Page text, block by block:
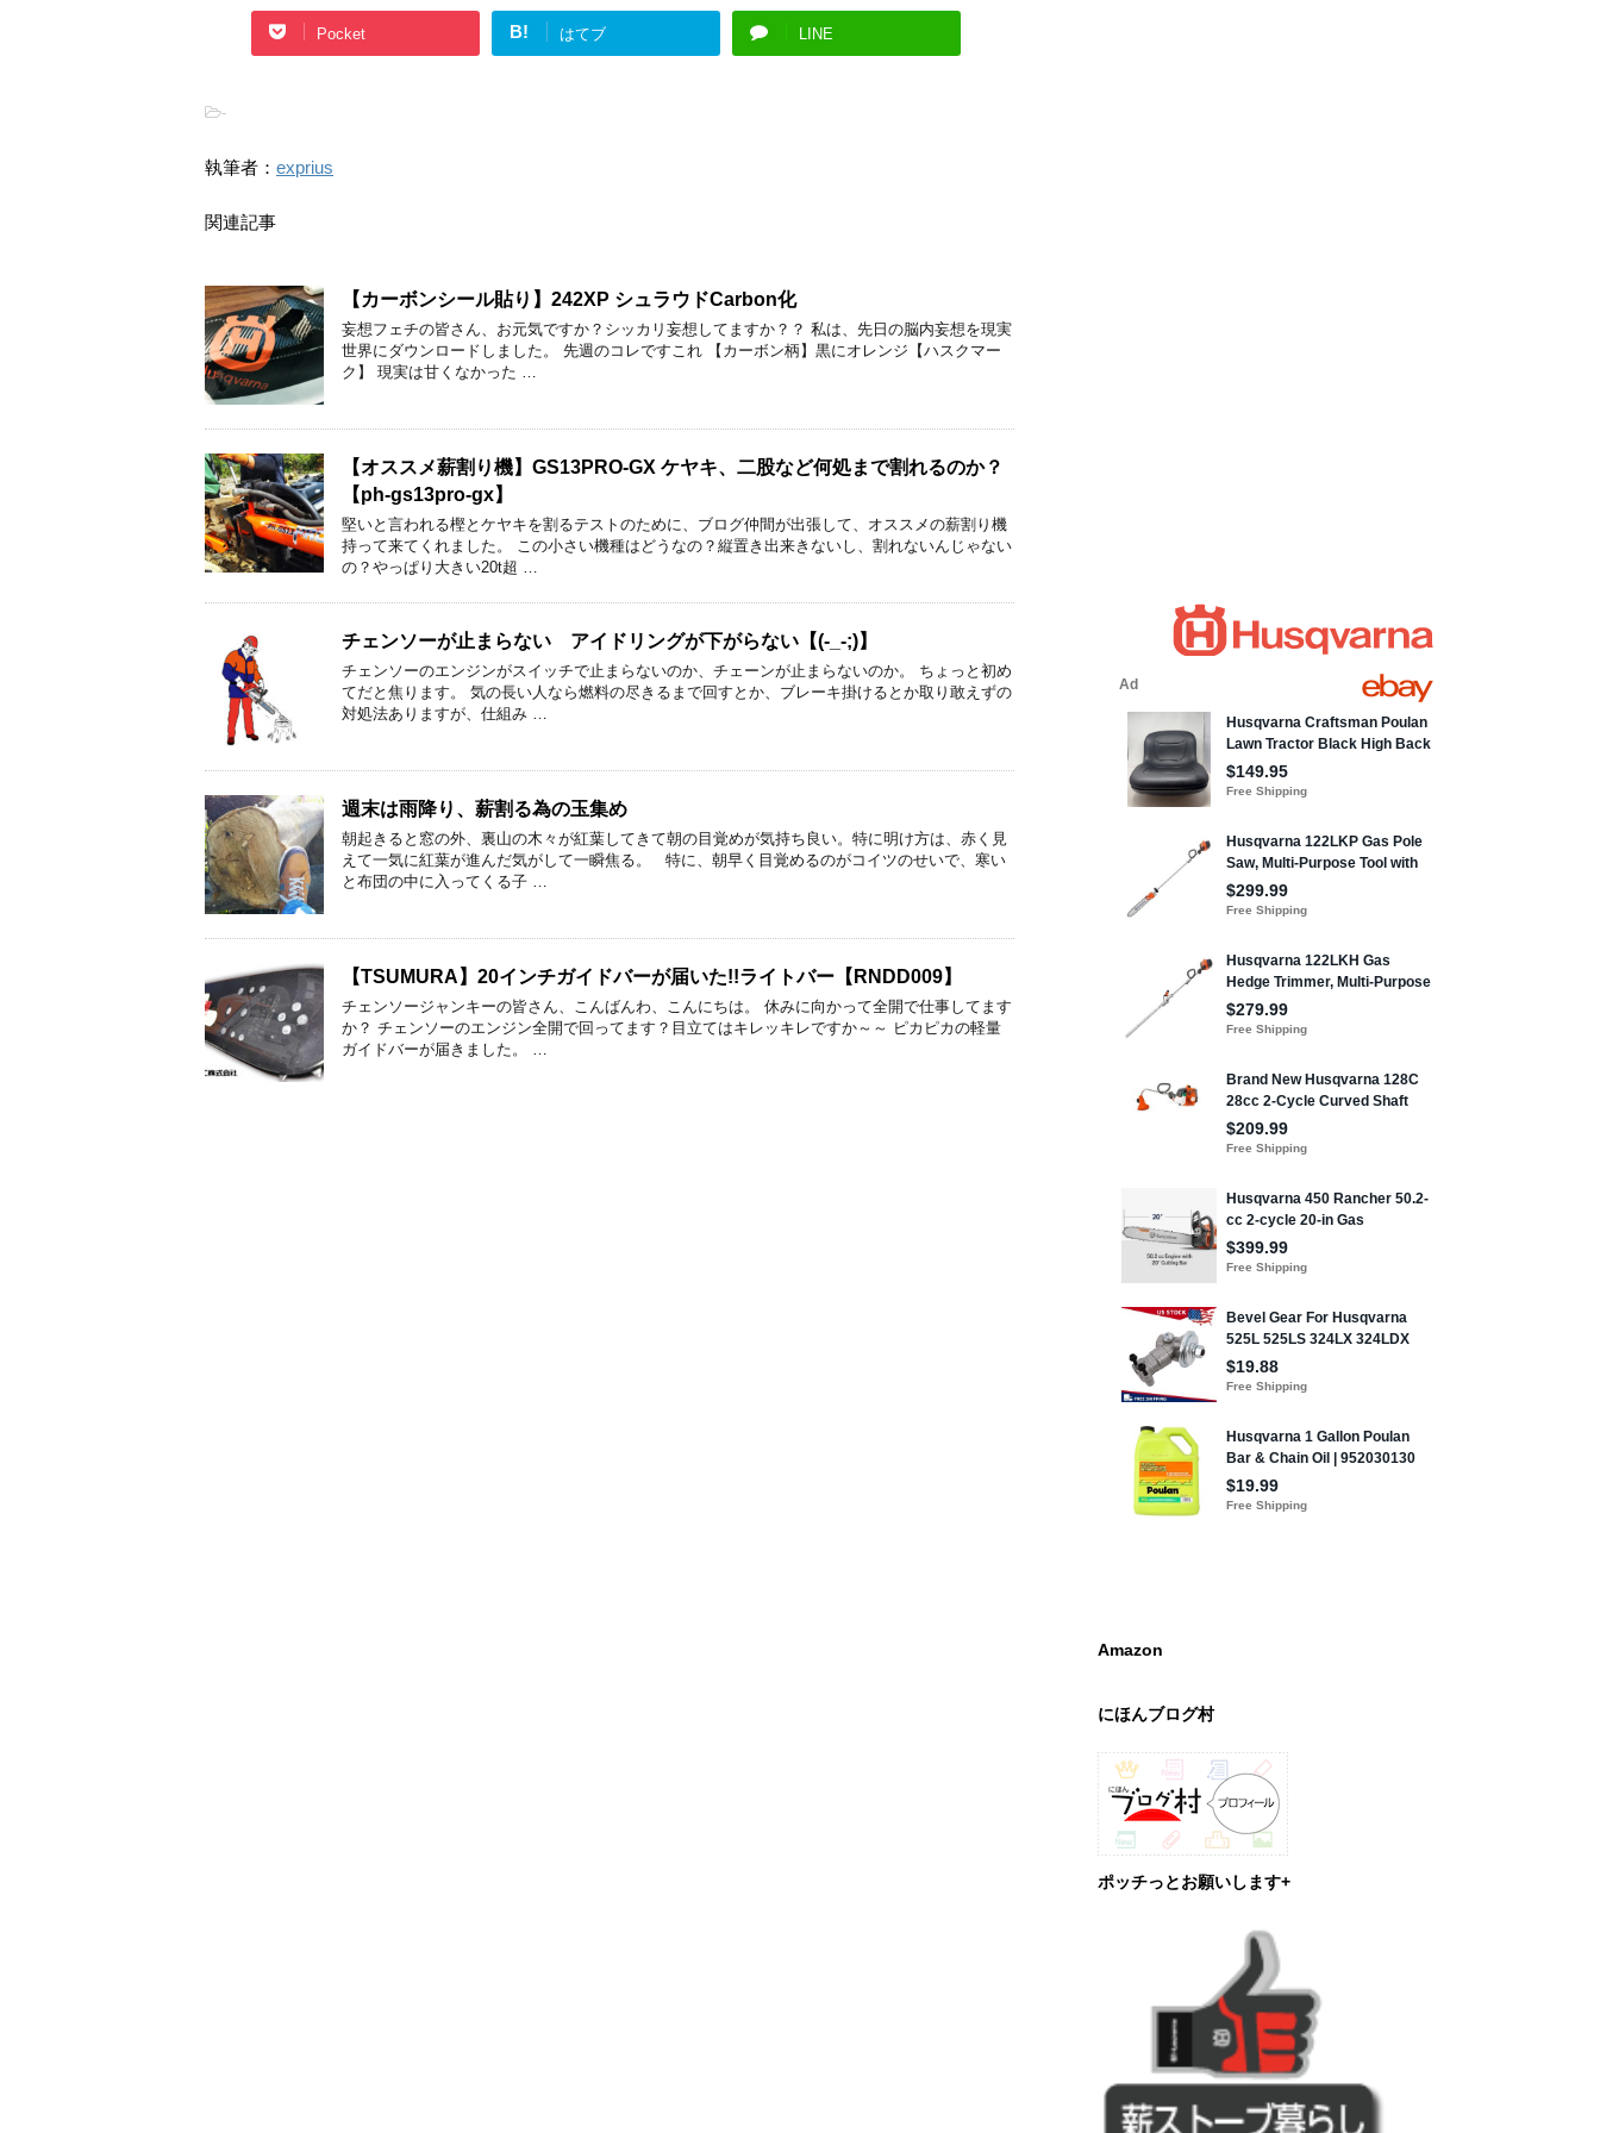
Pocket B! はてブ LINE
-
執筆者： exprius
関連記事
【カーボンシール貼り】242XP シュラウドCarbon化
妄想フェチの皆さん、お元気ですか？シッカリ妄想してますか？？ 私は、先日の脳内妄想を現実
世界にダウンロードしました。 先週のコレですこれ 【カーボン柄】黒にオレンジ【ハスクマー
ク】 現実は甘くなかった …
【オススメ薪割り機】GS13PRO-GX ケヤキ、二股など何処まで割れるのか？
【ph-gs13pro-gx】
堅いと言われる樫とケヤキを割るテストのために、ブログ仲間が出張して、オススメの薪割り機
持って来てくれました。 この小さい機種はどうなの？縦置き出来きないし、割れないんじゃない
の？やっぱり大きい20t超 …
チェンソーが止まらない アイドリングが下がらない【(-_-;)】
チェンソーのエンジンがスイッチで止まらないのか、チェーンが止まらないのか。 ちょっと初め
てだと焦ります。 気の長い人なら燃料の尽きるまで回すとか、ブレーキ掛けるとか取り敢えずの
対処法ありますが、仕組み …
週末は雨降り、薪割る為の玉集め
朝起きると窓の外、裏山の木々が紅葉してきて朝の目覚めが気持ち良い。特に明け方は、赤く見
えて一気に紅葉が進んだ気がして一瞬焦る。 特に、朝早く目覚めるのがコイツのせいで、寒い
と布団の中に入ってくる子 …
【TSUMURA】20インチガイドバーが届いた!!ライトバー【RNDD009】
チェンソージャンキーの皆さん、こんばんわ、こんにちは。 休みに向かって全開で仕事してます
か？ チェンソーのエンジン全開で回ってます？目立てはキレッキレですか～～ ピカピカの軽量
ガイドバーが届きました。 …
Amazon
にほんブログ村
ポッチっとお願いします+